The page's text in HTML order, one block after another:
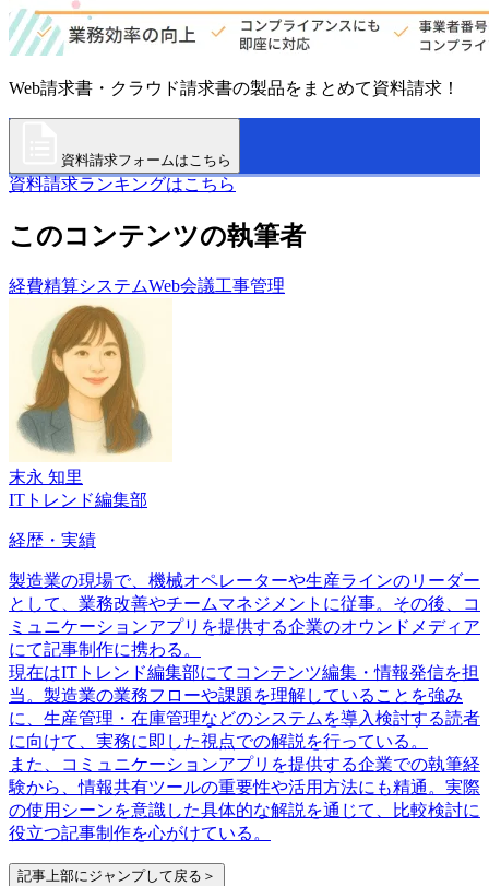
Web請求書・クラウド請求書の製品をまとめて資料請求！
資料請求フォームはこちら
資料請求ランキングはこちら
このコンテンツの執筆者
経費精算システムWeb会議工事管理
末永 知里
ITトレンド編集部
経歴・実績
製造業の現場で、機械オペレーターや生産ラインのリーダー
として、業務改善やチームマネジメントに従事。その後、コ
ミュニケーションアプリを提供する企業のオウンドメディア
にて記事制作に携わる。
現在はITトレンド編集部にてコンテンツ編集・情報発信を担
当。製造業の業務フローや課題を理解していることを強み
に、生産管理・在庫管理などのシステムを導入検討する読者
に向けて、実務に即した視点での解説を行っている。
また、コミュニケーションアプリを提供する企業での執筆経
験から、情報共有ツールの重要性や活用方法にも精通。実際
の使用シーンを意識した具体的な解説を通じて、比較検討に
役立つ記事制作を心がけている。
記事上部にジャンプして戻る＞